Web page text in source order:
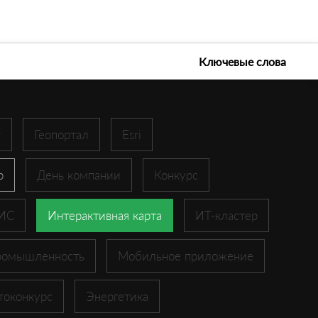
Ключевые слова
Геопортал Esri
День компании Конкурс
Интерактивная карта ИТ-кластер
Мобильное приложение
Энергетика